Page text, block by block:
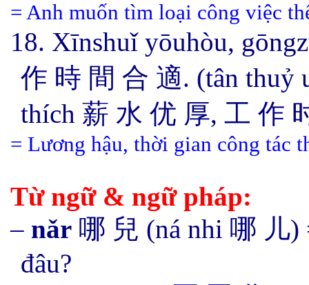
= Anh muốn tìm loại công việc
18. Xīnshuǐ yōuhòu,
作 時 間 合 適. (tân thuỷ
thích 薪 水 优 厚, 工 作
= Lương hậu, thời gian công tác
Từ ngữ & ngữ pháp:
– nǎr 哪 兒 (ná nhi 哪 儿)
đâu?